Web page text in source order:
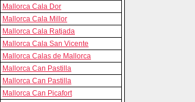
Mallorca Cala Dor
Mallorca Cala Millor
Mallorca Cala Ratjada
Mallorca Cala San Vicente
Mallorca Calas de Mallorca
Mallorca Can Pastilla
Mallorca Can Pastilla
Mallorca Can Picafort